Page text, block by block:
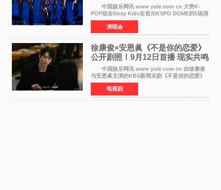
中国娱乐网讯 www yule com cn 大势K-
POP组合Stray Kids在首尔KSPO DOME的5场演
唱会全部售罄，为新世界巡演拉开序幕。据所属
社JYP娱乐透露，Stray Kids于上月25至26日、
29日及本月1至2日
演唱会
徐康俊×安恩眞《不是你的恋爱》
公开剧照！9月12日首播 现实共鸣
罗曼史来袭
中国娱乐网讯 www yule com cn 由徐康俊
与安恩眞主演的KBS新周末剧《不是你的恋爱》
于近日公开首波剧照，正式定档9月12日首
播。 剧照中，徐康俊与安恩眞并肩而坐，眼
神中流露出复杂而微
电视剧